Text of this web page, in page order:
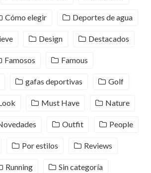
Cómo elegir Deportes de agua
Design Destacados
Famosos Famous
gafas deportivas Golf
Must Have Nature
Outfit People
Por estilos Reviews
Running Sin categoría